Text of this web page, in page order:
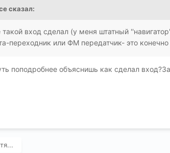
сказал:
такой вход сделал (у меня штатный
переходник или ФМ передатчик- это
поподробнее объяснишь как сделал